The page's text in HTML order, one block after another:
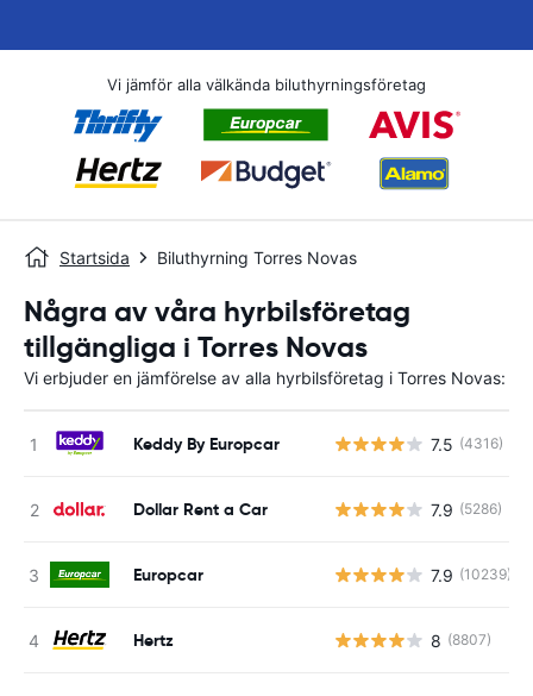
Vi jämför alla välkända biluthyrningsföretag
Startsida Biluthyrning Torres Novas
Några av våra hyrbilsföretag
tillgängliga i Torres Novas
Vi erbjuder en jämförelse av alla hyrbilsföretag i Torres Novas:
Keddy By Europcar 7.5 (4316)
Dollar Rent a Car 7.9 (5286)
Europcar 7.9 (10239)
Hertz 8 (8807)